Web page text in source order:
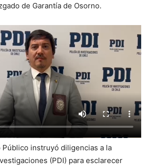
de Garantía de Osorno.
Público instruyó diligencias a la
(PDI) para esclarecer